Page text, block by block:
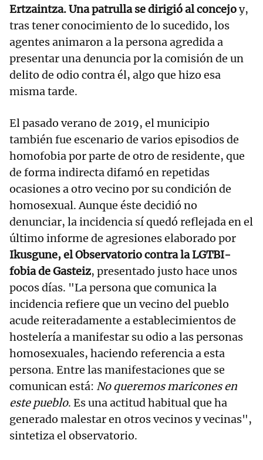
Ertzaintza. Una patrulla se dirigió al concejoy,
tras tener conocimiento de lo sucedido, los
agentes animaron a la persona agredida a
presentar una denuncia por la comisión de un
delito de odio contra él, algo que hizo esa
misma tarde.
El pasado verano de 2019, el municipio
también fue escenario de varios episodios de
homofobia por parte de otro de residente, que
de forma indirecta difamó en repetidas
ocasiones a otro vecino por su condición de
homosexual. Aunque éste decidió no
denunciar, la incidencia sí quedó reflejada en el
último informe de agresiones elaborado por
Ikusgune, el Observatorio contra la LGTBI-
fobia de Gasteiz, presentado justo hace unos
pocos días. "La persona que comunica la
incidencia refiere que un vecino del pueblo
acude reiteradamente a establecimientos de
hostelería a manifestar su odio a las personas
homosexuales, haciendo referencia a esta
persona. Entre las manifestaciones que se
comunican está: No queremos maricones en
este pueblo. Es una actitud habitual que ha
generado malestar en otros vecinos y vecinas",
sintetiza el observatorio.